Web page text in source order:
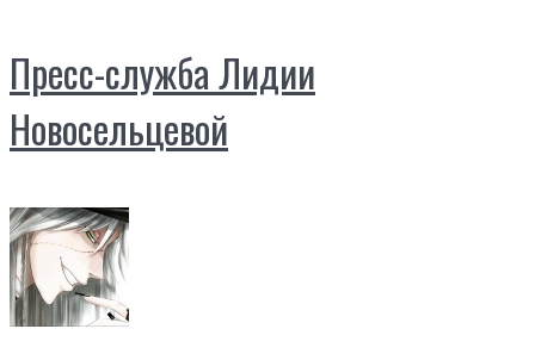
Пресс-служба Лидии
Новосельцевой